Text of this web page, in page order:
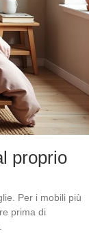
proprio
Per i mobili più
prima di